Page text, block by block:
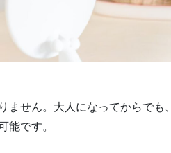
せん。大人になってからでも、
能です。